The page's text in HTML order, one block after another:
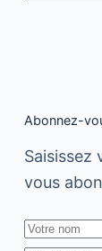
Abonnez-
Saisissez
vous